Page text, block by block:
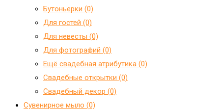
Бутоньерки (0)
Для гостей (0)
Для невесты (0)
Для фотографий (0)
Ещё свадебная атрибутика (0)
Свадебные открытки (0)
Свадебный декор (0)
Сувенирное мыло (0)